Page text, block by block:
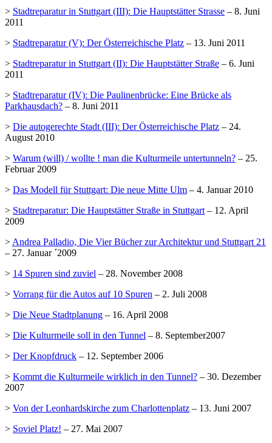
> Stadtreparatur in Stuttgart (III): Die Hauptstätter Strasse – 8. Juni
2011
> Stadtreparatur (V): Der Österreichische Platz – 13. Juni 2011
> Stadtreparatur in Stuttgart (II): Die Hauptstätter Straße – 6. Juni
2011
> Stadtreparatur (IV): Die Paulinenbrücke: Eine Brücke als
Parkhausdach? – 8. Juni 2011
> Die autogerechte Stadt (III): Der Österreichische Platz – 24.
August 2010
> Warum (will) / wollte ! man die Kulturmeile untertunneln? – 25.
Februar 2009
> Das Modell für Stuttgart: Die neue Mitte Ulm – 4. Januar 2010
> Stadtreparatur: Die Hauptstätter Straße in Stuttgart – 12. April
2009
> Andrea Palladio, Die Vier Bücher zur Architektur und Stuttgart 21
– 27. Januar ´2009
> 14 Spuren sind zuviel – 28. November 2008
> Vorrang für die Autos auf 10 Spuren – 2. Juli 2008
> Die Neue Stadtplanung – 16. April 2008
> Die Kulturmeile soll in den Tunnel – 8. September2007
> Der Knopfdruck – 12. September 2006
> Kommt die Kulturmeile wirklich in den Tunnel? – 30. Dezember
2007
> Von der Leonhardskirche zum Charlottenplatz – 13. Juni 2007
> Soviel Platz! – 27. Mai 2007